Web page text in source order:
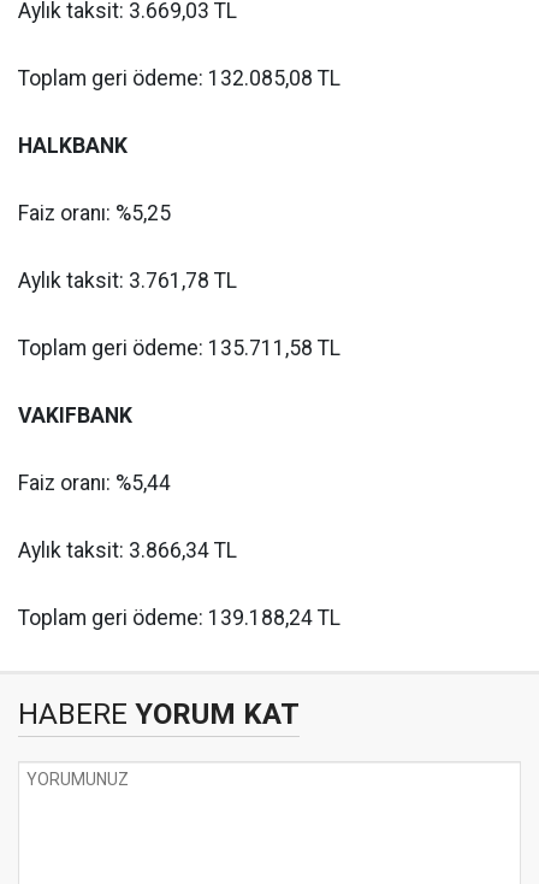
Aylık taksit: 3.669,03 TL
Toplam geri ödeme: 132.085,08 TL
HALKBANK
Faiz oranı: %5,25
Aylık taksit: 3.761,78 TL
Toplam geri ödeme: 135.711,58 TL
VAKIFBANK
Faiz oranı: %5,44
Aylık taksit: 3.866,34 TL
Toplam geri ödeme: 139.188,24 TL
HABERE YORUM KAT